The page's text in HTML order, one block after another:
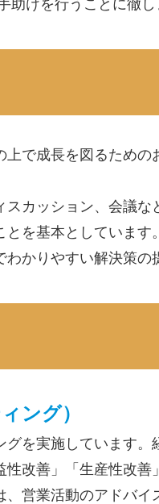
けを行うことに徹し
上で成長を図るため
スカッション、会議
を基本としています。
わかりやすい解決策の
ング）
を実施しています
性改善」「生産性改
営業活動のアドバイ